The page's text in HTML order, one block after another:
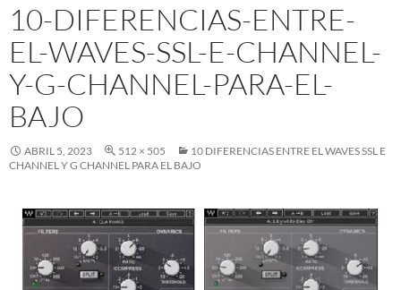
10-DIFERENCIAS-ENTRE-
EL-WAVES-SSL-E-CHANNEL-
Y-G-CHANNEL-PARA-EL-
BAJO
ABRIL 5, 2023 512 × 505
10 DIFERENCIAS ENTRE EL WAVES SSL E
CHANNEL Y G CHANNEL PARA EL BAJO